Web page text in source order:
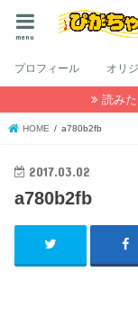
menu
プロフィール オリ
読み
HOME a780b2fb
2017.03.02
a780b2fb